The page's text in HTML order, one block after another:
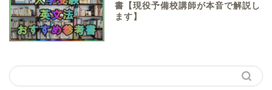
書【現役予備校講師が本音で解説し
ます】